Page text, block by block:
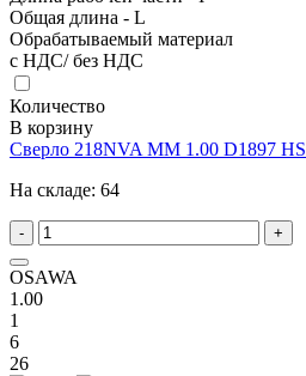
Общая длина - L
Обрабатываемый материал
с НДС/ без НДС
Количество
В корзину
Сверло 218NVA MM 1.00 D1897
На складе: 64
- +
OSAWA
1.00
1
6
26